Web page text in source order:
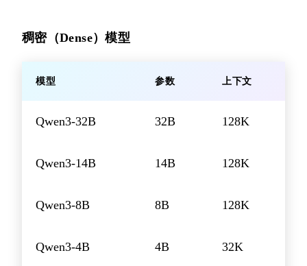
稠密（Dense）模型
模型 参数 上下文
Qwen3-32B 32B 128K
Qwen3-14B 14B 128K
Qwen3-8B 8B 128K
Qwen3-4B 4B 32K